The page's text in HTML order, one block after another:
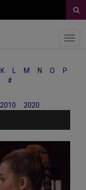
K M N O
P
#
2010 2020